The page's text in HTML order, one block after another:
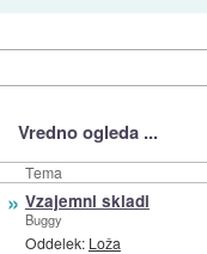
Vredno ogleda ...
Tema
» Vzajemni skladi
Buggy
Oddelek: Loža